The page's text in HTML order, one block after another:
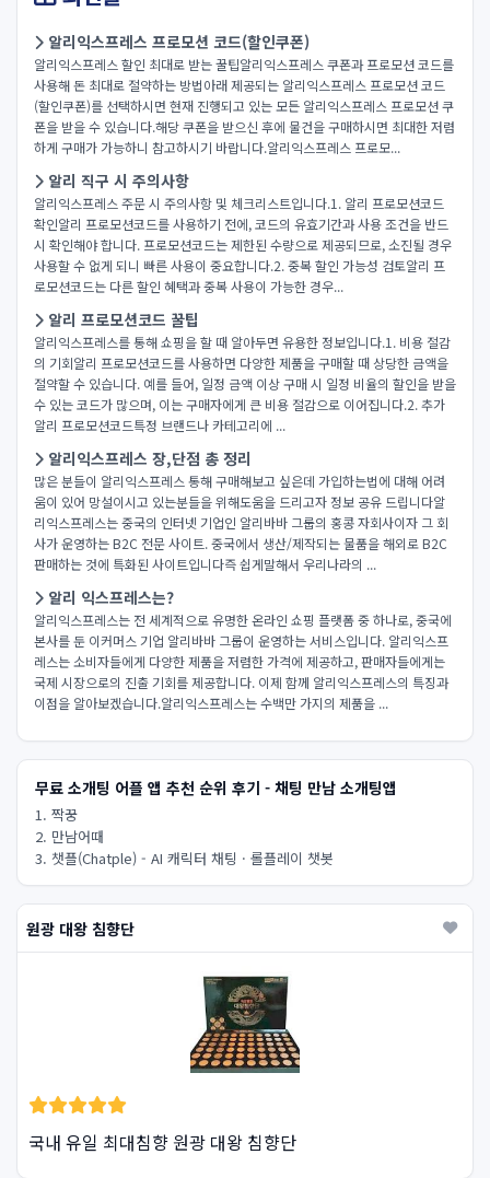
알리익스프레스 프로모션 코드(할인쿠폰)
알리익스프레스 할인 최대로 받는 꿀팁알리익스프레스 쿠폰과 프로모션 코드를
사용해 돈 최대로 절약하는 방법아래 제공되는 알리익스프레스 프로모션 코드
(할인쿠폰)를 선택하시면 현재 진행되고 있는 모든 알리익스프레스 프로모션 쿠
폰을 받을 수 있습니다.해당 쿠폰을 받으신 후에 물건을 구매하시면 최대한 저렴
하게 구매가 가능하니 참고하시기 바랍니다.알리익스프레스 프로모...
알리 직구 시 주의사항
알리익스프레스 주문 시 주의사항 및 체크리스트입니다.1. 알리 프로모션코드
확인알리 프로모션코드를 사용하기 전에, 코드의 유효기간과 사용 조건을 반드
시 확인해야 합니다. 프로모션코드는 제한된 수량으로 제공되므로, 소진될 경우
사용할 수 없게 되니 빠른 사용이 중요합니다.2. 중복 할인 가능성 검토알리 프
로모션코드는 다른 할인 혜택과 중복 사용이 가능한 경우...
알리 프로모션코드 꿀팁
알리익스프레스를 통해 쇼핑을 할 때 알아두면 유용한 정보입니다.1. 비용 절감
의 기회알리 프로모션코드를 사용하면 다양한 제품을 구매할 때 상당한 금액을
절약할 수 있습니다. 예를 들어, 일정 금액 이상 구매 시 일정 비율의 할인을 받을
수 있는 코드가 많으며, 이는 구매자에게 큰 비용 절감으로 이어집니다.2. 추가
알리 프로모션코드특정 브랜드나 카테고리에 ...
알리익스프레스 장,단점 총 정리
많은 분들이 알리익스프레스 통해 구매해보고 싶은데 가입하는법에 대해 어려
움이 있어 망설이시고 있는분들을 위해도움을 드리고자 정보 공유 드립니다​알
리익스프레스는 중국의 인터넷 기업인 알리바바 그룹의 홍콩 자회사이자 그 회
사가 운영하는 B2C 전문 사이트. 중국에서 생산/제작되는 물품을 해외로 B2C
판매하는 것에 특화된 사이트입니다​즉 쉽게말해서 우리나라의 ...
알리 익스프레스는?
알리익스프레스는 전 세계적으로 유명한 온라인 쇼핑 플랫폼 중 하나로, 중국에
본사를 둔 이커머스 기업 알리바바 그룹이 운영하는 서비스입니다. 알리익스프
레스는 소비자들에게 다양한 제품을 저렴한 가격에 제공하고, 판매자들에게는
국제 시장으로의 진출 기회를 제공합니다. 이제 함께 알리익스프레스의 특징과
이점을 알아보겠습니다.알리익스프레스는 수백만 가지의 제품을 ...
무료 소개팅 어플 앱 추천 순위 후기 - 채팅 만남 소개팅앱
1. 짝꿍
2. 만남어때
3. 챗플(Chatple) - AI 캐릭터 채팅 · 롤플레이 챗봇
원광 대왕 침향단
국내 유일 최대침향 원광 대왕 침향단